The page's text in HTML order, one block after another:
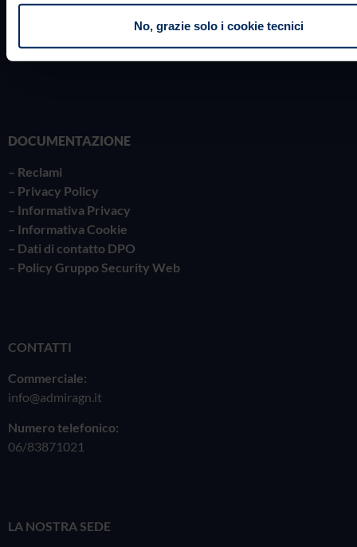
No, grazie solo i cookie tecnici
DOCUMENTAZIONE
– Reclami
– Privacy Policy
– Informativa Privacy
– Informativa Cookie
– Dati di contatto DPO
– Policy Gruppo Security Web
CONTATTI
Commerciale:
info@admiragn.it
Numero telefonico:
06/83871021
LA NOSTRA SEDE